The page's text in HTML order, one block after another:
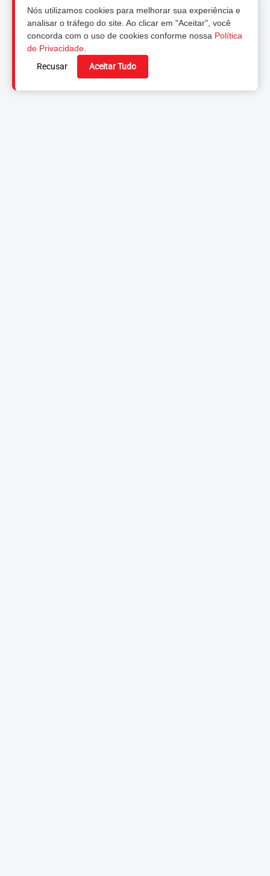
Nós utilizamos cookies para melhorar sua experiência e
analisar o tráfego do site. Ao clicar em "Aceitar", você
concorda com o uso de cookies conforme nossa Política
de Privacidade
Recusar
Aceitar Tudo